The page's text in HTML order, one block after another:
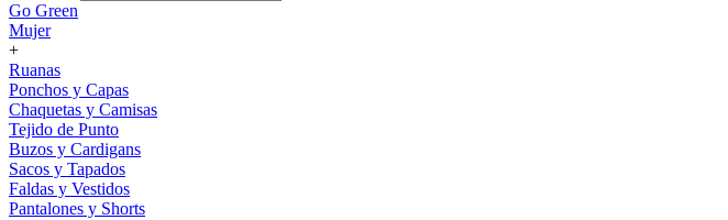
Go Green
Mujer
+
Ruanas
Ponchos y Capas
Chaquetas y Camisas
Tejido de Punto
Buzos y Cardigans
Sacos y Tapados
Faldas y Vestidos
Pantalones y Shorts